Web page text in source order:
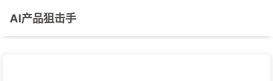
AI产品狙击手